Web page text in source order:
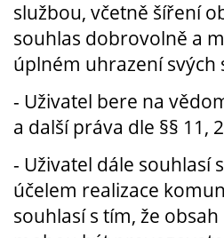
službou, včetně šíření
souhlas dobrovolně a
úplném uhrazení svých
- Uživatel bere na
a další práva dle §§ 11,
- Uživatel dále souhlasí
účelem realizace
souhlasí s tím, že